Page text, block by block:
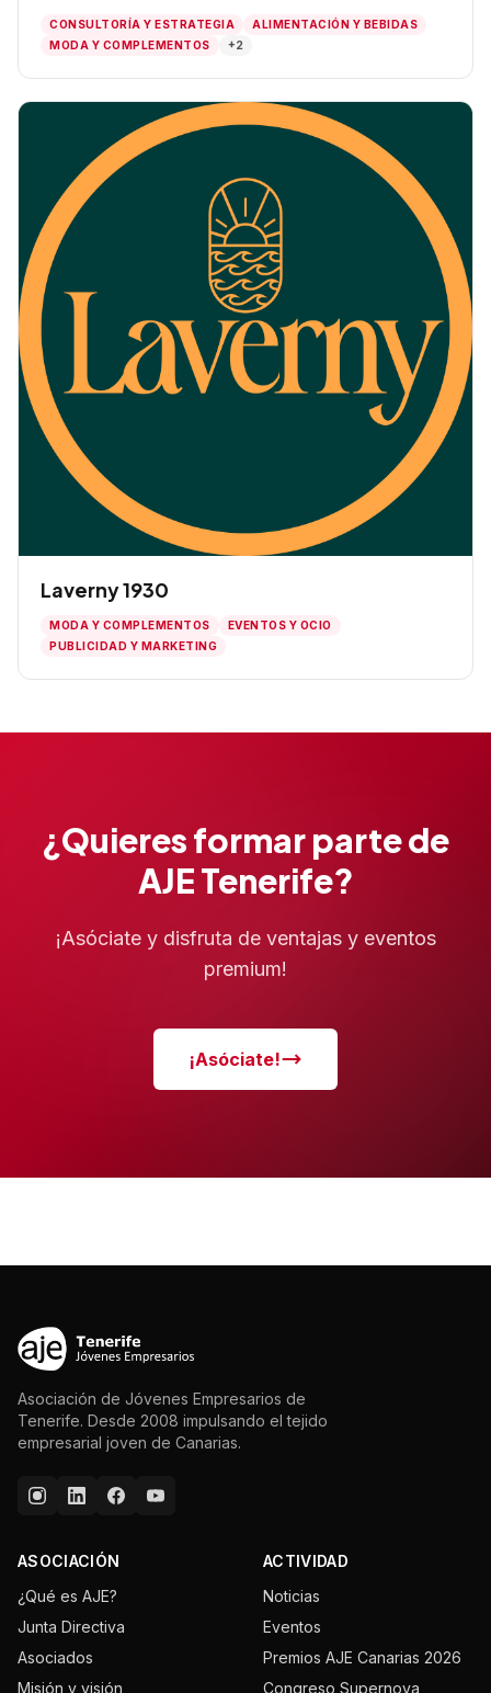
CONSULTORÍA Y ESTRATEGIA
ALIMENTACIÓN Y BEBIDAS
MODA Y COMPLEMENTOS
+2
Laverny 1930
MODA Y COMPLEMENTOS
EVENTOS Y OCIO
PUBLICIDAD Y MARKETING
¿Quieres formar parte de
AJE Tenerife?
¡Asóciate y disfruta de ventajas y eventos
premium!
¡Asóciate!
Asociación de Jóvenes Empresarios de
Tenerife. Desde 2008 impulsando el tejido
empresarial joven de Canarias.
ASOCIACIÓN
¿Qué es AJE?
Junta Directiva
Asociados
Misión y visión
ACTIVIDAD
Noticias
Eventos
Premios AJE Canarias 2026
Congreso Supernova